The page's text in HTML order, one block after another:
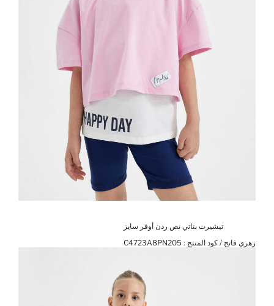
تيشيرت بناتي نص ردن أوفر سايز
زهري فاتح / كود المنتج : C4723A8PN205